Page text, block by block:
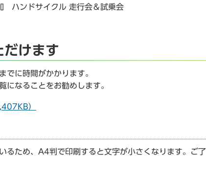
ハンドサイクル 走行会＆試乗会
だけます
でに時間がかかります。
になることをお勧めします。
）
るため、A4判で印刷すると文字が小さくなります。ご了